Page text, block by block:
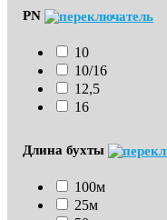
PN
10
10/16
12,5
16
Длина бухты
100м
25м